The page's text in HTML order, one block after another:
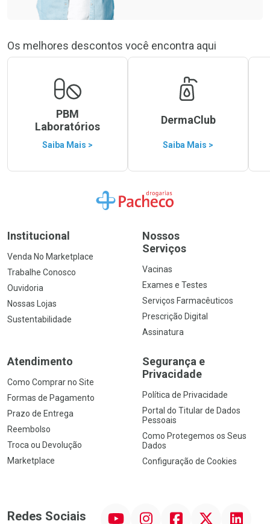
Os melhores descontos você encontra aqui
PBM
Laboratórios
Saiba Mais >
DermaClub
Saiba Mais >
Ir para a Home
Institucional
Venda No Marketplace
Trabalhe Conosco
Ouvidoria
Nossas Lojas
Sustentabilidade
Nossos
Serviços
Vacinas
Exames e Testes
Serviços Farmacêuticos
Prescrição Digital
Assinatura
Atendimento
Como Comprar no Site
Formas de Pagamento
Prazo de Entrega
Reembolso
Troca ou Devolução
Marketplace
Segurança e
Privacidade
Política de Privacidade
Portal do Titular de Dados
Pessoais
Como Protegemos os Seus
Dados
Configuração de Cookies
Redes Sociais InstagramFacebookTwitter Linkedin